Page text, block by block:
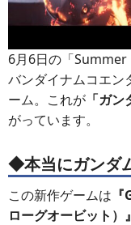
6月6日の「Summer
バンダイナムコエン
ーム。これが 「ガン
がっています。
◆本当にガンダ
この新作ゲームは
ローグオービット）』